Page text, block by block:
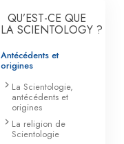
QU’EST-CE QUE
LA SCIENTOLOGY ?
Antécédents et
origines
La Scientologie,
antécédents et
origines
La religion de
Scientologie